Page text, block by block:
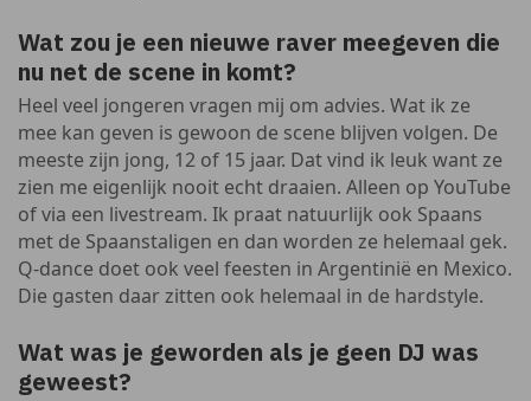
Wat zou je een nieuwe raver meegeven die
nu net de scene in komt?
Heel veel jongeren vragen mij om advies. Wat ik ze
mee kan geven is gewoon de scene blijven volgen. De
meeste zijn jong, 12 of 15 jaar. Dat vind ik leuk want ze
zien me eigenlijk nooit echt draaien. Alleen op YouTube
of via een livestream. Ik praat natuurlijk ook Spaans
met de Spaanstaligen en dan worden ze helemaal gek.
Q-dance doet ook veel feesten in Argentinië en Mexico.
Die gasten daar zitten ook helemaal in de hardstyle.
Wat was je geworden als je geen DJ was
geweest?